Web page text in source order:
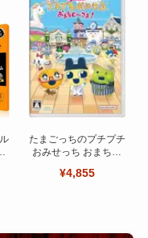
たまごっちのプチプチ
おみせっち おまちど
¥4,855